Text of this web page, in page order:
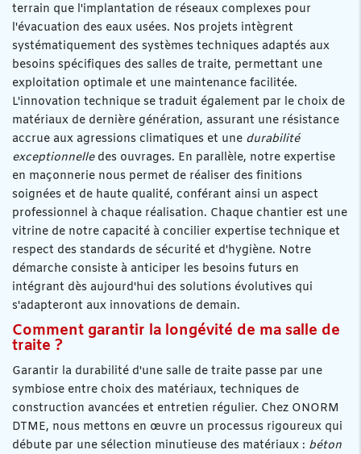
terrain que l'implantation de réseaux complexes pour
l'évacuation des eaux usées. Nos projets intègrent
systématiquement des systèmes techniques adaptés aux
besoins spécifiques des salles de traite, permettant une
exploitation optimale et une maintenance facilitée.
L'innovation technique se traduit également par le choix de
matériaux de dernière génération, assurant une résistance
accrue aux agressions climatiques et une durabilité
exceptionnelledes ouvrages. En parallèle, notre expertise
en maçonnerie nous permet de réaliser des finitions
soignées et de haute qualité, conférant ainsi un aspect
professionnel à chaque réalisation. Chaque chantier est une
vitrine de notre capacité à concilier expertise technique et
respect des standards de sécurité et d'hygiène. Notre
démarche consiste à anticiper les besoins futurs en
intégrant dès aujourd'hui des solutions évolutives qui
s'adapteront aux innovations de demain.
Comment garantir la longévité de ma salle de
traite ?
Garantir la durabilité d'une salle de traite passe par une
symbiose entre choix des matériaux, techniques de
construction avancées et entretien régulier. Chez ONORM
DTME, nous mettons en œuvre un processus rigoureux qui
débute par une sélection minutieuse des matériaux : béton